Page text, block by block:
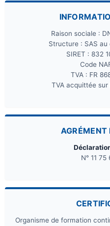
Raison sociale :
Structure : SAS
SIRET : 832
Code
TVA : FR
TVA acquittée
AGRÉMENT
N° 11
Organisme de formation